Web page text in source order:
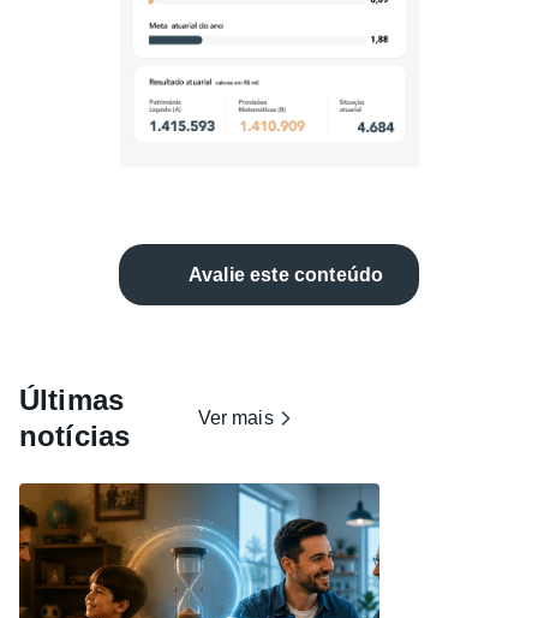
Avalie este conteúdo
Últimas
notícias
Ver mais